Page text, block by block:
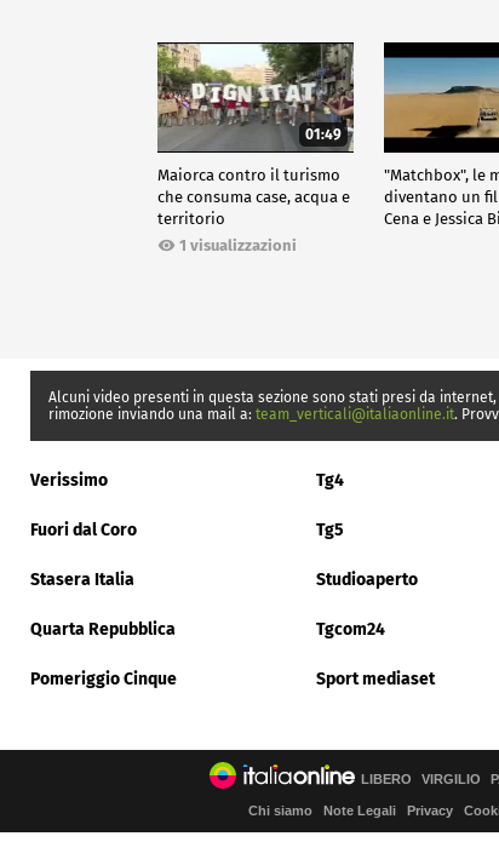
01:49
Maiorca contro il turismo
che consuma case, acqua e
territorio
1 visualizzazioni
"Matchbox", le
diventano un
Cena e Jessica
Alcuni video presenti in questa sezione sono stati presi da
rimozione inviando una mail a: team_verticali@italiaonline.it.
Verissimo Tg4
Fuori dal Coro Tg5
Stasera Italia Studioaperto
Quarta Repubblica Tgcom24
Pomeriggio Cinque Sport mediaset
LIBERO VIRGILIO
Chi siamo Note Legali Privacy